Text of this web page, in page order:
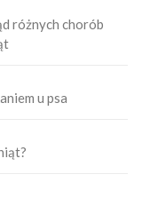
różnych chorób
u psa